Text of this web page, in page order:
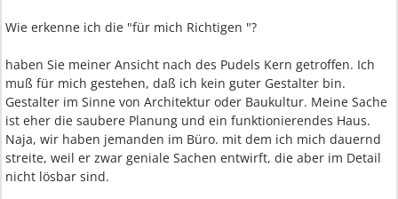
Wie erkenne ich die "für mich Richtigen "?
haben Sie meiner Ansicht nach des Pudels Kern getroffen. Ich
muß für mich gestehen, daß ich kein guter Gestalter bin.
Gestalter im Sinne von Architektur oder Baukultur. Meine Sache
ist eher die saubere Planung und ein funktionierendes Haus.
Naja, wir haben jemanden im Büro. mit dem ich mich dauernd
streite, weil er zwar geniale Sachen entwirft, die aber im Detail
nicht lösbar sind.